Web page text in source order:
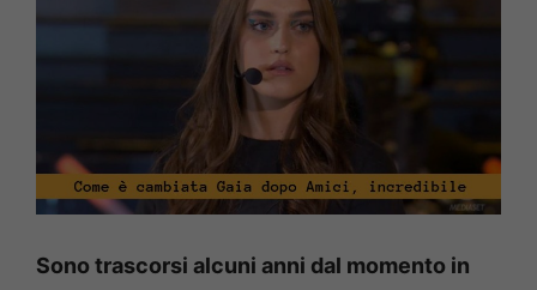
Sono trascorsi alcuni anni dal momento in